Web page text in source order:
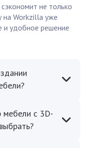
не только
на Workzilla уже
и удобное решение
мебели с 3D-